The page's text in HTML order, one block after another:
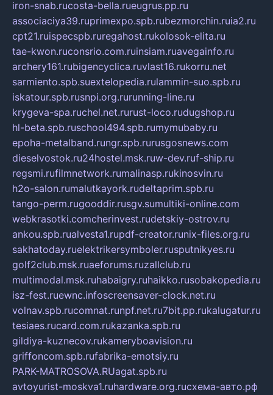
iron-snab.rucosta-bella.rueugrus.pp.ru
associaciya39.ruprimexpo.spb.rubezmorchin.ruia2.ru
cpt21.ruispecspb.ruregahost.rukolosok-elita.ru
tae-kwon.ruconsrio.com.ruinsiam.ruavegainfo.ru
archery161.rubigencyclica.ruvlast16.rukorru.net
sarmiento.spb.suextelopedia.rulammin-suo.spb.ru
iskatour.spb.rusnpi.org.rurunning-line.ru
krygeva-spa.ruchel.net.rurust-loco.rudugshop.ru
hl-beta.spb.ruschool494.spb.rumymubaby.ru
epoha-metalband.rungr.spb.rurusgosnews.com
dieselvostok.ru24hostel.msk.ruw-dev.ruf-ship.ru
regsmi.rufilmnetwork.rumalinasp.rukinosvin.ru
h2o-salon.rumalutkayork.rudeltaprim.spb.ru
tango-perm.rugooddir.rusgv.sumultiki-online.com
webkrasotki.comcherinvest.rudetskiy-ostrov.ru
ankou.spb.rualvesta1.rupdf-creator.runix-files.org.ru
sakhatoday.ruelektrikersymboler.rusputnikyes.ru
golf2club.msk.ruaeforums.ruzallclub.ru
multimodal.msk.ruhabaigry.ruhaikko.rusobakopedia.ru
isz-fest.ruewnc.infoscreensaver-clock.net.ru
volnav.spb.rucomnat.runpf.net.ru7bit.pp.rukalugatur.ru
tesiaes.rucard.com.rukazanka.spb.ru
gildiya-kuznecov.rukameryboavision.ru
griffoncom.spb.rufabrika-emotsiy.ru
PARK-MATROSOVA.RUagat.spb.ru
avtoyurist-moskva1.ruhardware.org.ruсхема-авто.рф